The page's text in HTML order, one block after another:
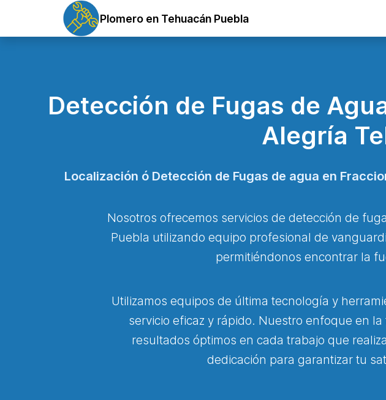
Plomero en Tehuacán Puebla
Detección de Fugas de
Alegría
Localización ó Detección de Fugas de agua en
Nosotros ofrecemos servicios de detección de
Puebla utilizando equipo profesional de
permitiéndonos encontrar la
Utilizamos equipos de última tecnología y
servicio eficaz y rápido. Nuestro enfoque en
resultados óptimos en cada trabajo que
dedicación para garantizar tu